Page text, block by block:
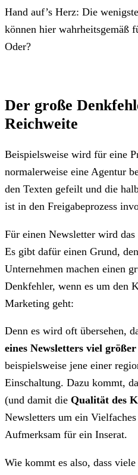
Hand auf’s Herz: Die
können hier wahrheitsgemäß
Oder?
Der große
Reichweite
Beispielsweise wird für eine
normalerweise eine Agentur
den Texten gefeilt und die
ist in den Freigabeprozess
Für einen Newsletter wird
Es gibt dafür einen Grund,
Unternehmen machen einen
Denkfehler, wenn es um den
Marketing geht:
Denn es wird oft übersehen,
eines Newsletters viel größer
beispielsweise jene einer
Einschaltung. Dazu kommt,
(und damit die Qualität des
Newsletters um ein
Aufmerksam für ein Inserat.
Wie kommt es also, dass